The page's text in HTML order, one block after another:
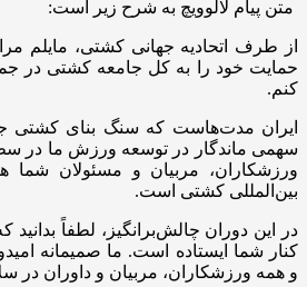
متن پیام لالوویچ به شرح زیر است:
از طرف اتحادیه جهانی کشتی، مایلم
حمایت خود را به کل جامعه کشتی در
کنم.
ایران مدت‌هاست که سنگ بنای کشتی
سهمی ماندگار در توسعه ورزش ما در
ورزشکاران، مربیان و مسئولان شما
بین‌المللی کشتی است.
در این دوران چالش‌برانگیز، لطفاً بدانید
کنار شما ایستاده است. ما صمیمانه
و همه ورزشکاران، مربیان و داوران در